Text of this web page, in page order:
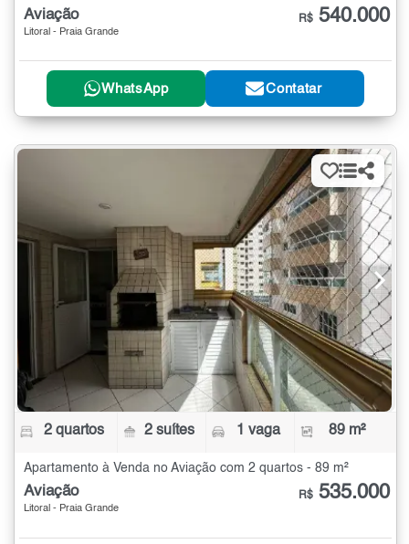
Aviação
Litoral - Praia Grande
R$ 540.000
WhatsApp Contatar
2 quartos 2 suítes 1 vaga 89 m²
Apartamento à Venda no Aviação com 2 quartos - 89 m²
Aviação
Litoral - Praia Grande
R$ 535.000